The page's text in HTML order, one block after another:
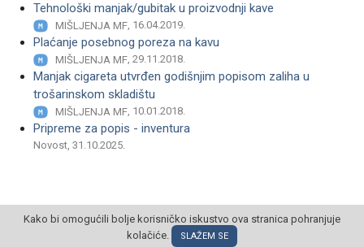
Tehnološki manjak/gubitak u proizvodnji kave
MIŠLJENJA MF, 16.04.2019.
Plaćanje posebnog poreza na kavu
MIŠLJENJA MF, 29.11.2018.
Manjak cigareta utvrđen godišnjim popisom zaliha u
trošarinskom skladištu
MIŠLJENJA MF, 10.01.2018.
Pripreme za popis - inventura
Novost, 31.10.2025.
© POSLOVNI OBLAK Sva prava pridržana
Kako bi omogućili bolje korisničko iskustvo ova stranica pohranjuje
kolačiće.
SLAŽEM SE